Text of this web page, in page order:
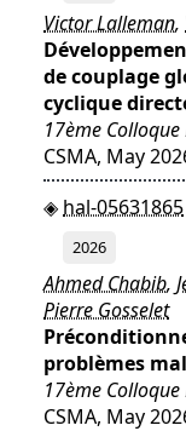
Victor Lalleman,
de couplage
cyclique
17ème
CSMA, May
hal-05631865
2026
Ahmed Chabib,
Pierre Gosselet
problèmes
17ème
CSMA, May